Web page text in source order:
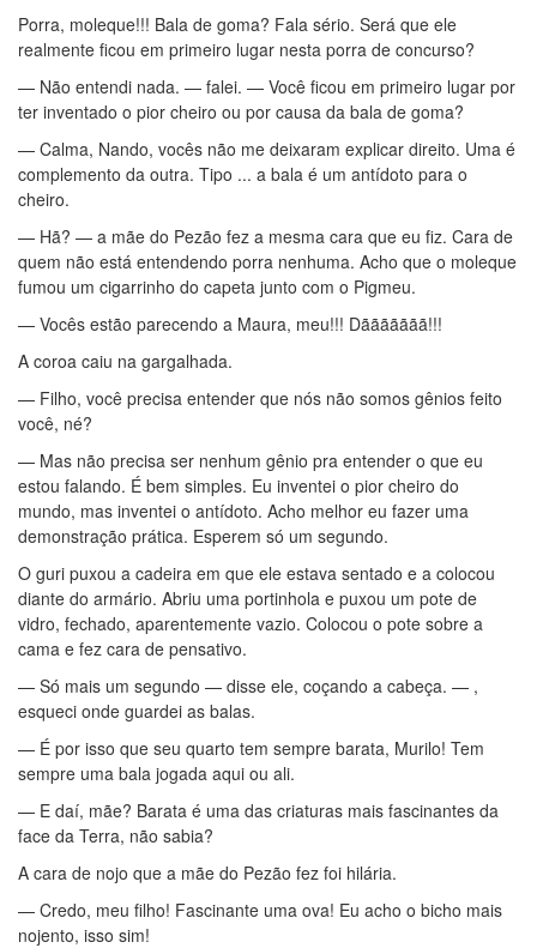
Porra, moleque!!! Bala de goma? Fala sério. Será que ele
realmente ficou em primeiro lugar nesta porra de concurso?
— Não entendi nada. — falei. — Você ficou em primeiro lugar por
ter inventado o pior cheiro ou por causa da bala de goma?
— Calma, Nando, vocês não me deixaram explicar direito. Uma é
complemento da outra. Tipo ... a bala é um antídoto para o
cheiro.
— Hã? — a mãe do Pezão fez a mesma cara que eu fiz. Cara de
quem não está entendendo porra nenhuma. Acho que o moleque
fumou um cigarrinho do capeta junto com o Pigmeu.
— Vocês estão parecendo a Maura, meu!!! Dããããããã!!!
A coroa caiu na gargalhada.
— Filho, você precisa entender que nós não somos gênios feito
você, né?
— Mas não precisa ser nenhum gênio pra entender o que eu
estou falando. É bem simples. Eu inventei o pior cheiro do
mundo, mas inventei o antídoto. Acho melhor eu fazer uma
demonstração prática. Esperem só um segundo.
O guri puxou a cadeira em que ele estava sentado e a colocou
diante do armário. Abriu uma portinhola e puxou um pote de
vidro, fechado, aparentemente vazio. Colocou o pote sobre a
cama e fez cara de pensativo.
— Só mais um segundo — disse ele, coçando a cabeça. — ,
esqueci onde guardei as balas.
— É por isso que seu quarto tem sempre barata, Murilo! Tem
sempre uma bala jogada aqui ou ali.
— E daí, mãe? Barata é uma das criaturas mais fascinantes da
face da Terra, não sabia?
A cara de nojo que a mãe do Pezão fez foi hilária.
— Credo, meu filho! Fascinante uma ova! Eu acho o bicho mais
nojento, isso sim!